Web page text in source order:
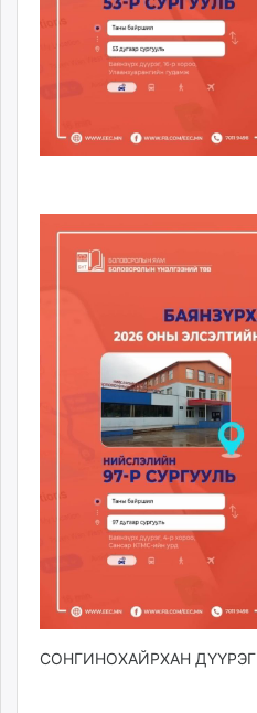
СОНГИНОХАЙРХАН ДҮҮРЭГ